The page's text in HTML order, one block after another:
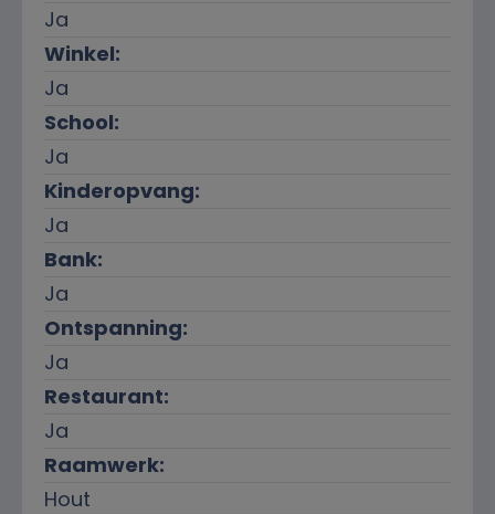
Ja
Winkel:
Ja
School:
Ja
Kinderopvang:
Ja
Bank:
Ja
Ontspanning:
Ja
Restaurant:
Ja
Raamwerk:
Hout